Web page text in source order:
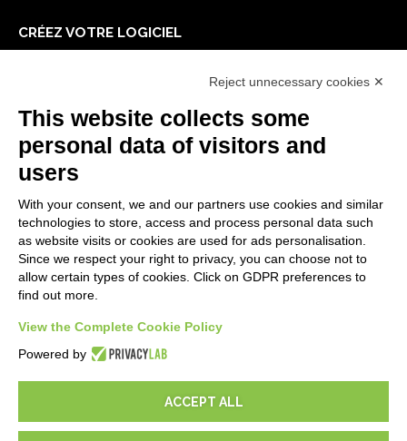
CRÉEZ VOTRE LOGICIEL
E-Book
MENTIONS LÉGALES
Politiques de confidentialité
Security Policy
Documentation contractuelle et RGPD
Conditions générales de livraison
Conditions du service d'assistance
Paramètres cookie
Reject unnecessary cookies ✕
This website collects some
personal data of visitors and
users
With your consent, we and our partners use cookies and similar
technologies to store, access and process personal data such
as website visits or cookies are used for ads personalisation.
Since we respect your right to privacy, you can choose not to
allow certain types of cookies. Click on GDPR preferences to
find out more.
View the Complete Cookie Policy
Powered by
ACCEPT ALL